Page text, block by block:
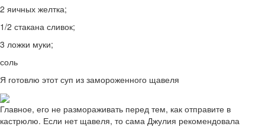
2 яичных желтка;
1/2 стакана сливок;
3 ложки муки;
соль
Я готовлю этот суп из замороженного щавеля
Главное, его не размораживать перед тем, как отправите в
кастрюлю. Если нет щавеля, то сама Джулия рекомендовала